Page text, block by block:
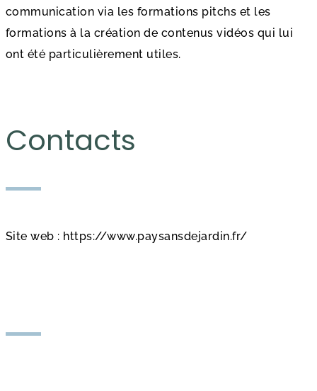
communication via les formations pitchs et les
formations à la création de contenus vidéos qui lui
ont été particulièrement utiles.
Contacts
Site web : https://www.paysansdejardin.fr/